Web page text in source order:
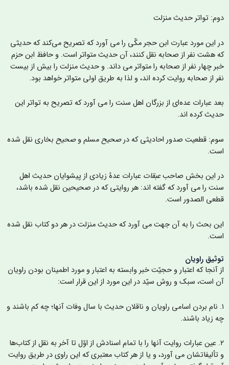
تواتر حدیث منزلت
این مورد عبارت ابن حجر مکّی را می آورد که تصریح می‌کند که حدیثی
هشت نفر از صحابه نقل کنند، آن حدیث متواتر است. و حافظ ابن حزم
چهار نفر از صحابه را متواتر می داند. و حدیث منزلت را بیش از بیست
از صحابه روایت کرده اند، و لذا به طریق اولی متواتر خواهد بود.
عبارات عده‌ای از بزرگان اهل سنت را می آورد که تصریح به تواتر این
کرده اند.
قطعیت صدور احادیثی که درصحیحمسلم و صحیحبخاری نقل شده
این بخش صاحبعبقاتعبارات عدۀ زیادی از پیشوایان حدیث اهل
را می آورد که گفته اند: هر روایتی که در صحیحین نقل شده باشد،
الصدور است.
بحث را به آن جهت می آورد که حدیث منزلت در هر دو کتاب نقل شده
راویان
آنجا که اعتبار و حجیّت خبر وابسته به اعتبار و مورد اطمینان بودن راویان
است، سبک و روش سیّد در این مورد از این قرار است:
١. نام بردن اسامی راویان و ناقلان حدیث با سال وفات آنها؛ چه کم باشند و
زیاد باشند.
۲. عين عبارات روایت آنها را با تمام اسنادش از اوّل تا آخر به نقل از کتاب‌ها
تأليفاتشان می آورد، و یا از هر کتاب معتبری که این راوی در طریق روایت